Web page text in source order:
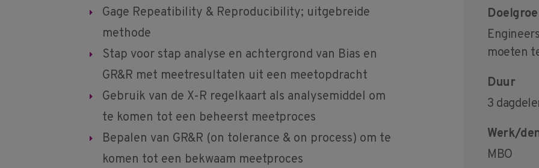
Gage Repeatibility & Reproducibility; uitgebreide
methode
Stap voor stap analyse en achtergrond van Bias en
GR&R met meetresultaten uit een meetopdracht
Gebruik van de X-R regelkaart als analysemiddel om
te komen tot een beheerst meetproces
Bepalen van GR&R (on tolerance & on process) om te
komen tot een bekwaam meetproces
moeten
Duur
3
Werk/
MBO